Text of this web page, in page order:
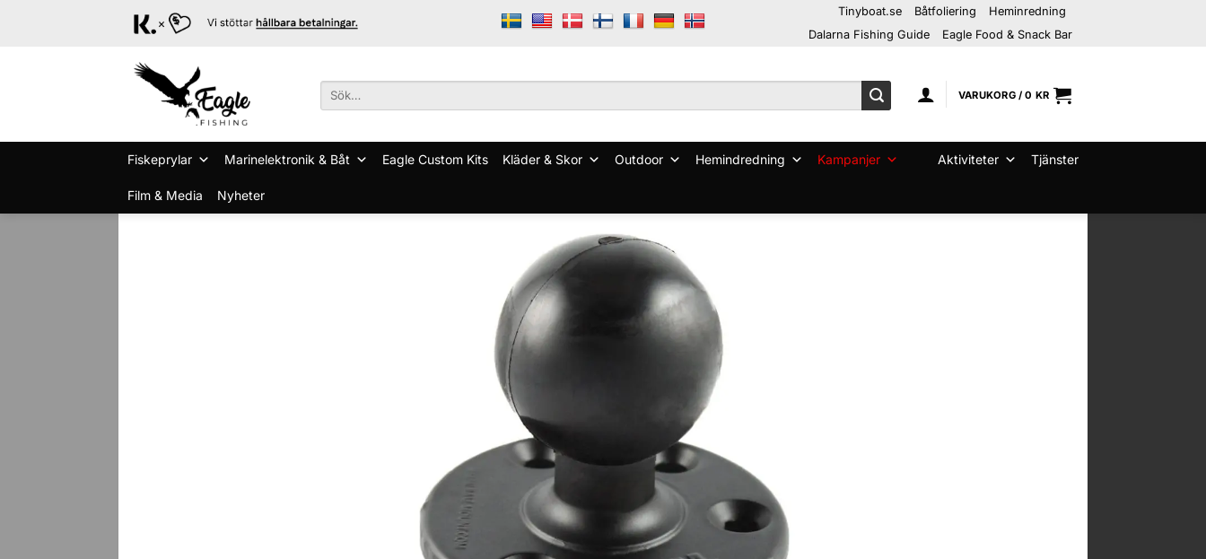
Tinyboat.se Båtfoliering
Heminredning
Dalarna Fishing Guide
Eagle Food & Snack Bar
Sök
VARUKORG /0 KR
Fiskeprylar Marinelektronik & Båt Eagle Custom Kits Kläder & Skor Outdoor Hemindredning Kampanjer Aktiviteter Tjänster
Film & Media Nyheter